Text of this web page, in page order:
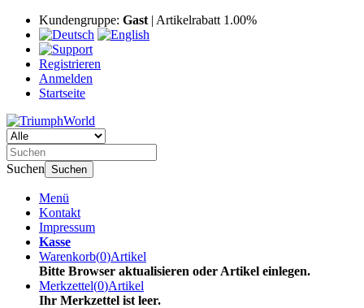
Kundengruppe: Gast | Artikelrabatt 1.00%
Registrieren
Anmelden
Startseite
Suchen Suchen
Menü
Kontakt
Impressum
Kasse
Warenkorb(0)Artikel
Bitte Browser aktualisieren oder Artikel einlegen.
Merkzettel(0)Artikel
Ihr Merkzettel ist leer.